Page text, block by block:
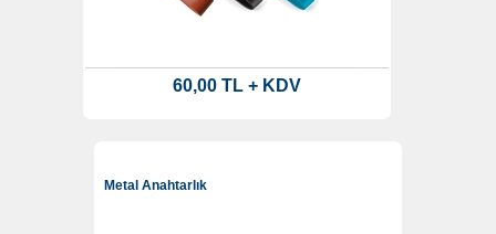
60,00 TL + KDV
Metal Anahtarlık